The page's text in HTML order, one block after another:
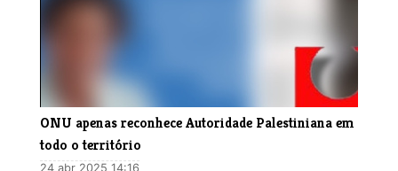
ONU apenas reconhece Autoridade Palestiniana em
todo o território
24 abr 2025 14:16